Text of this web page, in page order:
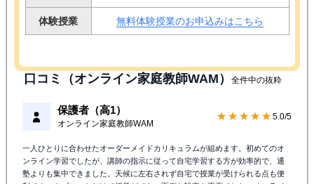
体験授業 無料体験授業のお申込みはこちら
口コミ（オンライン家庭教師WAM） 全件中の抜粋
保護者（高1）
オンライン家庭教師WAM
★★★★★ 5.0/5
一人ひとりに合わせたオーダーメイドカリキュラムが組めます。初めてのオ
ンライン学習でしたが、講師の指示に従って自宅学習する方が効率的で、通
塾よりも集中できました。天候に左右されず自宅で授業が受けられる点も便